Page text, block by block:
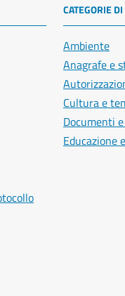
CATEGORIE
Ambiente
Anagrafe e
Cultura e
Documenti
Educazione